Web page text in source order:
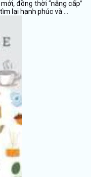
đồng thời “nâng cấp”
lại hạnh phúc và ...